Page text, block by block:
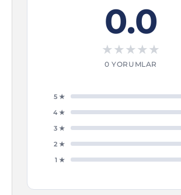
0.0
★★★★★
0 YORUMLAR
5 ★
4 ★
3 ★
2 ★
1 ★